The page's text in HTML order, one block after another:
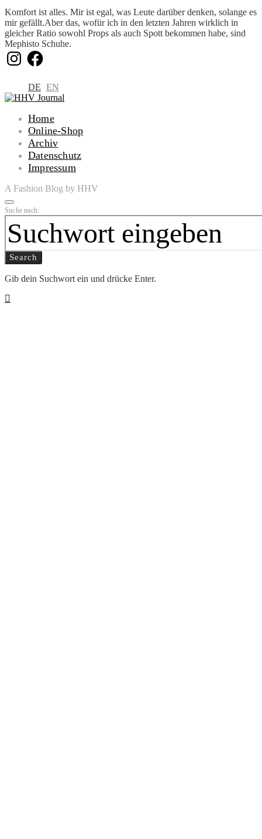
Komfort ist alles. Mir ist egal, was Leute darüber denken, solange es
mir gefällt.Aber das, wofür ich in den letzten Jahren wirklich in
gleicher Ratio sowohl Props als auch Spott bekommen habe, sind
Mephisto Schuhe.
InstagramFacebook
DE EN
Home
Online-Shop
Archiv
Datenschutz
Impressum
A Fashion Blog by HHV
Suche nach:
Search
Gib dein Suchwort ein und drücke Enter.